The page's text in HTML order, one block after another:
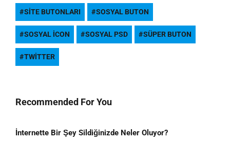
SITE BUTONLARI SOSYAL BUTON
SOSYAL ICON SOSYAL PSD SÜPER BUTON
TWITTER
Recommended For You
İnternette Bir Şey Sildiğinizde Neler Oluyor?